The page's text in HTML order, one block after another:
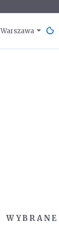
Warszawa